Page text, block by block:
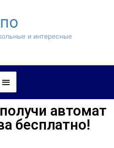
и интересные
автомат
бесплатно!